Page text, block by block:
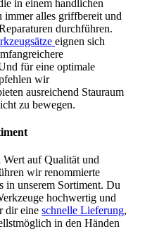
in einem handlichen
immer alles griffbereit und
durchführen.
eignen sich
für eine optimale
wir
ausreichend Stauraum
zu bewegen.
auf Qualität und
wir renommierte
unserem Sortiment. Du
hochwertig und
dir eine schnelle Lieferung,
in den Händen